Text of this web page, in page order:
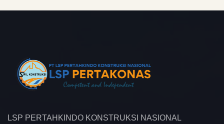
LSP PERTAHKINDO KONSTRUKSI NASIONAL